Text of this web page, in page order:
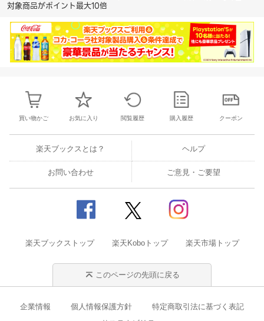
対象商品がポイント最大10倍
買い物かご お気に入り 閲覧履歴 購入履歴 クーポン
楽天ブックスとは？ ヘルプ
お問い合わせ ご意見・ご要望
楽天ブックストップ 楽天Koboトップ 楽天市場トップ
このページの先頭に戻る
企業情報 個人情報保護方針
特定商取引法に基づく表記